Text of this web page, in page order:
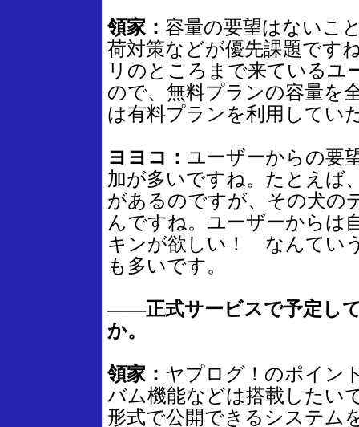
領家： 容量の要望はないこ
荷対策などが優先課題です
リのところまで来ているユ
ので、無料プランの容量を
は有料プランを利用してい
ヨヨコ： ユーザーからの要
加が多いですね。たとえば
があるのですが、その犬の
んですね。ユーザーからは
キンが欲しい！ なんてい
も多いです。
――正式サービスで予定し
か。
領家： ヤプログ！のポイン
バム機能などは搭載したい
形式で公開できるシステム